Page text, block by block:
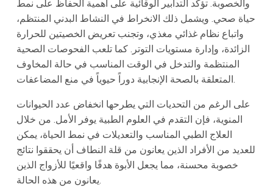
والخصوبة. تؤكد التدابير الوقائية على أهمية الحفاظ على نمط
حياة صحي. ويشمل ذلك الانخراط في النشاط البدني المنتظم،
واتباع نظام غذائي مغذي، وتجنب تعريض الخصيتين للحرارة
الزائدة، وإدارة مستويات التوتر. كما تلعب الفحوصات الصحية
المنتظمة والتدخل في الوقت المناسب في حالة المخاوف
المتعلقة بالصحة الإنجابية دوراً حيوياً في منع المضاعفات.
على الرغم من التحديات التي يطرحها انخفاض عدد الحيوانات
المنوية، فإن التقدم في العلوم الطبية يوفر الأمل. من خلال
العلاج الطبي المناسب والتعديلات في نمط الحياة، يمكن
للعديد من الأفراد الذين يعانون من قلة النطاف أن يحققوا نتائج
خصوبة محسنة، مما يجعل الأبوة هدفًا واقعيًا للأزواج الذين
يعانون من هذه الحالة.